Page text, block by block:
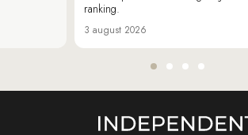
ranking.
3 august 2026